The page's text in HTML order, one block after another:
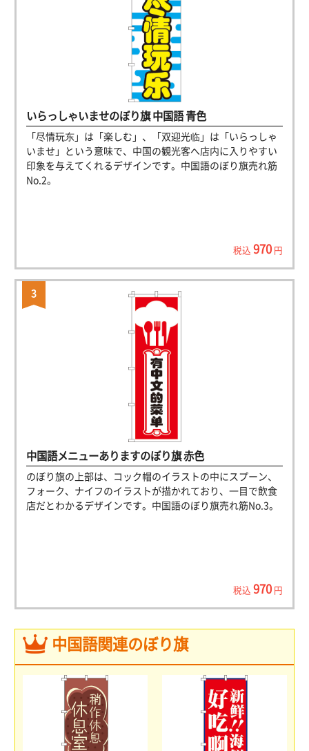
いらっしゃいませのぼり旗 中国語 青色
「尽情玩东」は「楽しむ」、「双迎光临」は「いらっしゃ
いませ」という意味で、中国の観光客へ店内に入りやすい
印象を与えてくれるデザインです。中国語のぼり旗売れ筋
No.2。
税込 970円
中国語メニューありますのぼり旗 赤色
のぼり旗の上部は、コック帽のイラストの中にスプーン、
フォーク、ナイフのイラストが描かれており、一目で飲食
店だとわかるデザインです。中国語のぼり旗売れ筋No.3。
税込 970円
中国語関連のぼり旗